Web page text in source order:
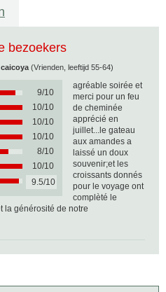
bezoekers
caicoya (Vrienden, leeftijd 55-64)
9/10
10/10
10/10
10/10
8/10
10/10
9.5/10
agréable soirée et
merci pour un feu
de cheminée
apprécié en
juillet...le gateau
aux amandes a
laissé un doux
souvenir;et les
croissants donnés
pour le voyage ont
complèté le
la générosité de notre